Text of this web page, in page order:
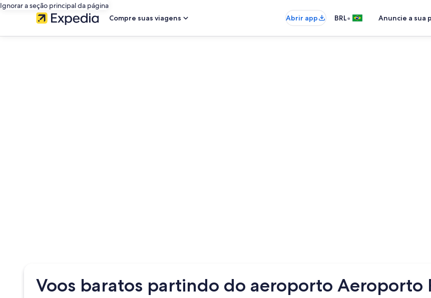
Ignorar a seção principal da página
Compre suas viagens
Abrir app BRL• Anuncie a sua
Voos baratos partindo do aeroporto Aeroporto